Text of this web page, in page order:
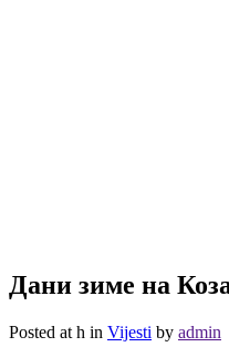
Дани зиме на
Posted at h in Vijesti by admin